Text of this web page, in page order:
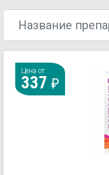
Цена от
337